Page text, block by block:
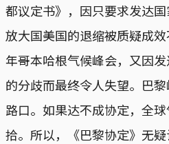
都议定书》，因只要求发达
放大国美国的退缩被质疑成
年哥本哈根气候峰会，又因
的分歧而最终令人失望。巴
路口。如果达不成协定，全
拾。所以，《巴黎协定》无